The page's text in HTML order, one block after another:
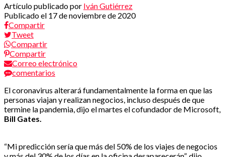
Artículo publicado por Iván Gutiérrez
Publicado el 17 de noviembre de 2020
Compartir
Tweet
Compartir
Compartir
Correo electrónico
comentarios
El coronavirus alterará fundamentalmente la forma en que las
personas viajan y realizan negocios, incluso después de que
termine la pandemia, dijo el martes el cofundador de Microsoft,
Bill Gates.
“Mi predicción sería que más del 50% de los viajes de negocios